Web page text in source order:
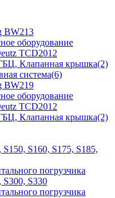
BW213
оборудование
TCD2012
Клапанная крышка(2)
система(6)
BW219
оборудование
TCD2012
Клапанная крышка(2)
S160, S175, S185,
погрузчика
S300, S330
погрузчика